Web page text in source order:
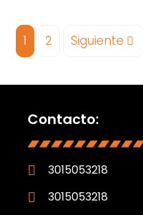
1 2 Siguiente
Contacto:
3015053218
3015053218